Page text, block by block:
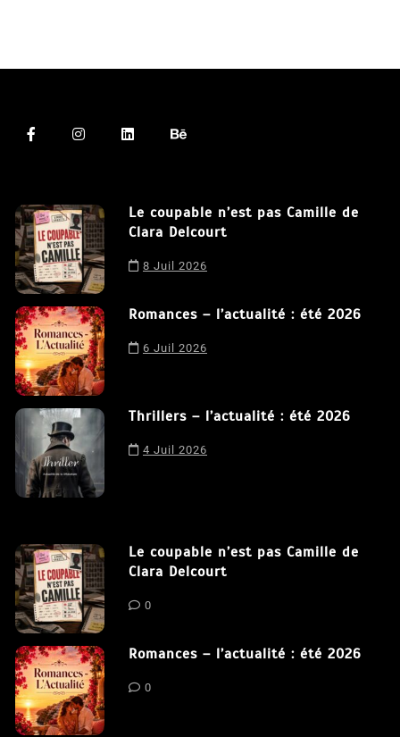
Le coupable n’est pas Camille de
Clara Delcourt
8 Juil 2026
Romances – l’actualité : été 2026
6 Juil 2026
Thrillers – l’actualité : été 2026
4 Juil 2026
Le coupable n’est pas Camille de
Clara Delcourt
0
Romances – l’actualité : été 2026
0